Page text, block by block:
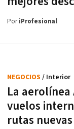
PoriProfesional
La
vuelos
rutas nuevas
NEGOCIOS / Interior